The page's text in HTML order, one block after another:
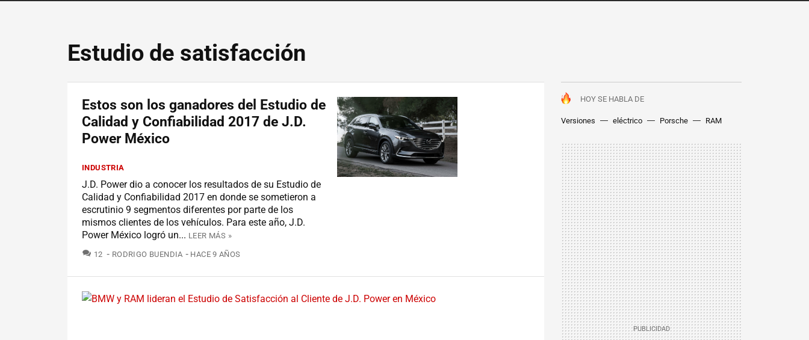
Estudio de satisfacción
HOY SE HABLA DE
Versiones eléctrico Porsche RAM
Estos son los ganadores del Estudio de
Calidad y Confiabilidad 2017 de J.D.
Power México
INDUSTRIA
J.D. Power dio a conocer los resultados de su Estudio de
Calidad y Confiabilidad 2017 en donde se sometieron a
escrutinio 9 segmentos diferentes por parte de los
mismos clientes de los vehículos. Para este año, J.D.
Power México logró un... LEER MÁS »
12 COMENTARIOS
RODRIGO BUENDIA HACE 9 AÑOS